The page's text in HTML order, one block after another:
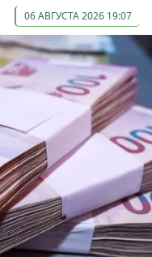
06 АВГУСТА 2026 19:07